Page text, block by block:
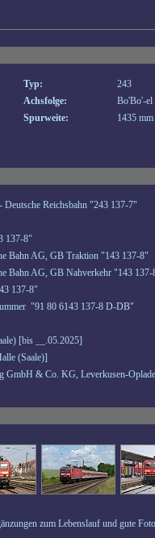
Typ:
243
Achsfolge:
Bo'Bo'-el
Spurweite:
1435 mm
Reichsbahn "243 137-7"
137-8"
Bahn AG, GB Traktion "143 137-8"
Bahn AG, GB Nahverkehr "143 137-
137-8"
"91 80 6143 137-8 D-DB"
[bis __.05.2025]
(Saale)]
GmbH & Co. KG, Leverkusen-
zum Lebenslauf und gute